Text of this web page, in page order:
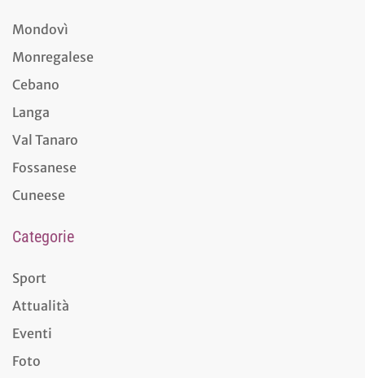
Mondovì
Monregalese
Cebano
Langa
Val Tanaro
Fossanese
Cuneese
Categorie
Sport
Attualità
Eventi
Foto